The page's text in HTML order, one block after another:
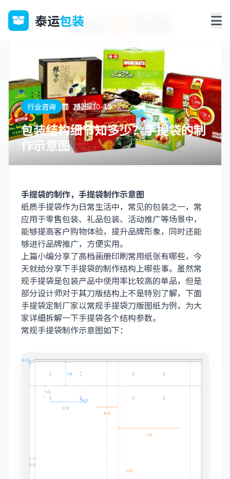
泰运包装
行业咨询 2025-10-12
包装结构细节知多少？手提袋的制
作示意图
手提袋的制作，手提袋制作示意图
纸质手提袋作为日常生活中，常见的包装之一，常
应用于零售包装、礼品包装、活动推广等场景中，
能够提高客户购物体验，提升品牌形象，同时还能
够进行品牌推广，方便实用。
上篇小编分享了高档画册印刷常用纸张有哪些，今
天就给分享下手提袋的制作结构上哪些事。虽然常
规手提袋是包装产品中使用率比较高的单品，但是
部分设计师对于其刀版结构上不是特别了解，下面
手提袋定制厂家以常规手提袋刀版图纸为例，为大
家详细拆解一下手提袋各个结构参数。
常规手提袋制作示意图如下：